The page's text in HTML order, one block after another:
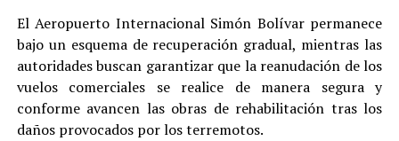
El Aeropuerto Internacional Simón Bolívar permanece
bajo un esquema de recuperación gradual, mientras las
autoridades buscan garantizar que la reanudación de los
vuelos comerciales se realice de manera segura y
conforme avancen las obras de rehabilitación tras los
daños provocados por los terremotos.